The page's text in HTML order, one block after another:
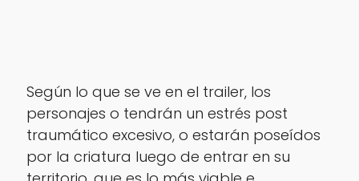
Según lo que se ve en el trailer, los
personajes o tendrán un estrés post
traumático excesivo, o estarán poseídos
por la criatura luego de entrar en su